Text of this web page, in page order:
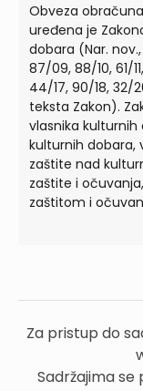
Obveza
uređena je
dobara (Nar.
87/09, 88/10, 61/
44/17, 90/18, 32/
teksta Zakon).
vlasnika
kulturnih dobara,
zaštite nad
zaštite i
zaštitom i
Za pristup do
Sadržajima